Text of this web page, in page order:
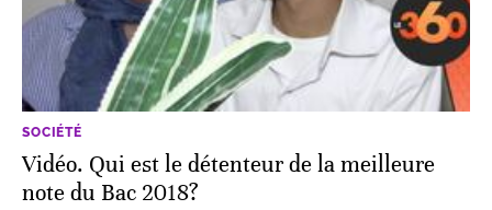
SOCIÉTÉ
Vidéo. Qui est le détenteur de la meilleure
note du Bac 2018?